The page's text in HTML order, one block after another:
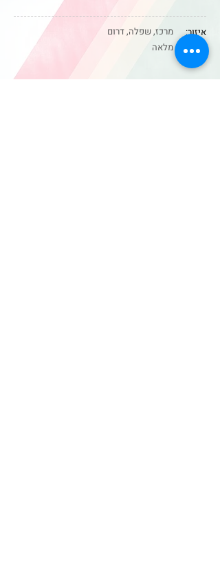
איזור:
מרכז, שפלה, דרום
היקף:
מלאה